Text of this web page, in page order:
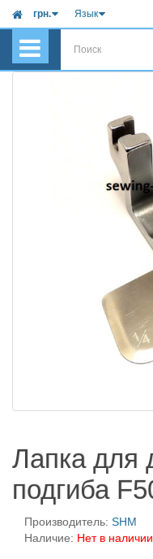
грн. Язык
Лапка для
подгиба
Производитель: SHM
Наличие: Нет в наличии